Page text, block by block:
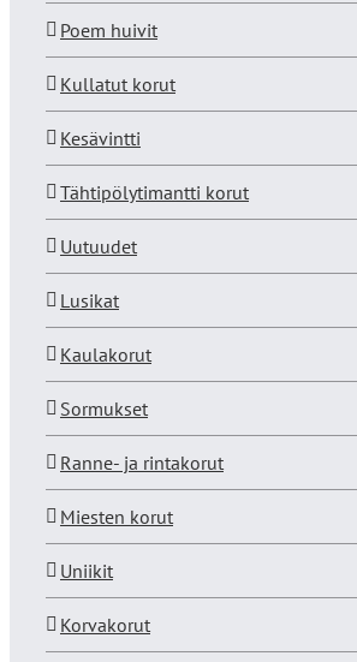
Poem huivit
Kullatut korut
Kesävintti
Tähtipölytimantti korut
Uutuudet
Lusikat
Kaulakorut
Sormukset
Ranne- ja rintakorut
Miesten korut
Uniikit
Korvakorut